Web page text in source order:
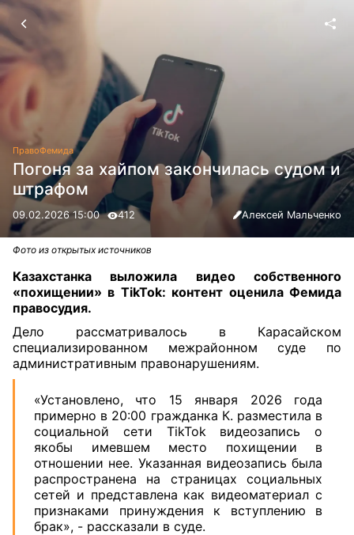
ПравоФемида
Погоня за хайпом закончилась судом и
штрафом
09.02.2026 15:00 412 Алексей Мальченко
Фото из открытых источников
Казахстанка выложила видео собственного
«похищении» в TikTok: контент оценила Фемида
правосудия.
Дело рассматривалось в Карасайском
специализированном межрайонном суде по
административным правонарушениям.
«Установлено, что 15 января 2026 года
примерно в 20:00 гражданка К. разместила в
социальной сети TikTok видеозапись о
якобы имевшем место похищении в
отношении нее. Указанная видеозапись была
распространена на страницах социальных
сетей и представлена как видеоматериал с
признаками принуждения к вступлению в
брак», - рассказали в суде.